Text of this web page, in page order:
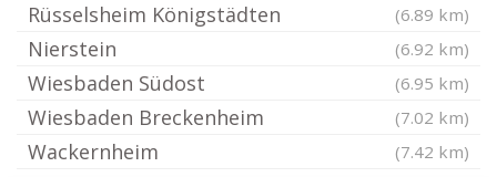
Rüsselsheim Königstädten (6.89 km)
Nierstein (6.92 km)
Wiesbaden Südost (6.95 km)
Wiesbaden Breckenheim (7.02 km)
Wackernheim (7.42 km)